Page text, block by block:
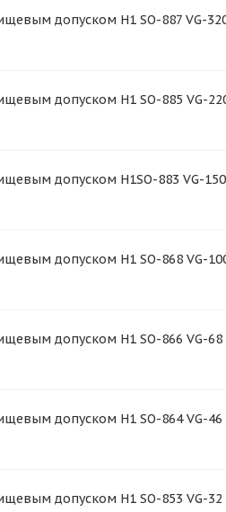
допуском H1 SO-887 VG-
допуском H1 SO-885 VG-
допуском H1SO-883 VG-
допуском H1 SO-868 VG-
допуском H1 SO-866 VG-68
допуском H1 SO-864 VG-46
допуском H1 SO-853 VG-32